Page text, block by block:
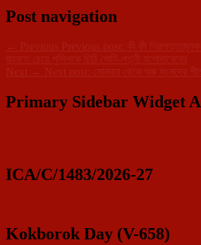
Post navigation
← Previous Previous post:
কী কী
জানতে চেয়ে পুলিশকে চিঠি মোদি-পত্নী যশোদাবেনের
Next → Next post: সোমবার থেকে শুরু সংসদের
Primary Sidebar Widget
ICA/C/1483/2026-27
Kokborok Day (V-658)